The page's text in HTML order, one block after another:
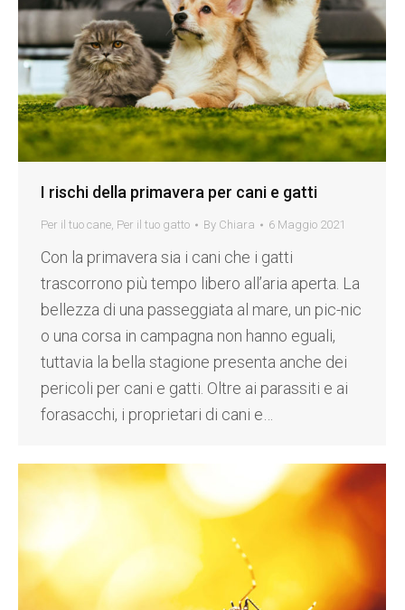
I rischi della primavera per cani e gatti
Per il tuo cane, Per il tuo gatto By Chiara 6 Maggio 2021
Con la primavera sia i cani che i gatti
trascorrono più tempo libero all’aria aperta. La
bellezza di una passeggiata al mare, un pic-nic
o una corsa in campagna non hanno eguali,
tuttavia la bella stagione presenta anche dei
pericoli per cani e gatti. Oltre ai parassiti e ai
forasacchi, i proprietari di cani e…